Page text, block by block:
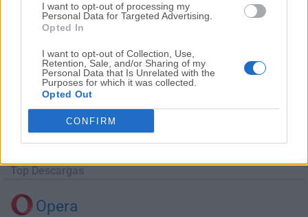
I want to opt-out of processing my
Personal Data for Targeted Advertising.
Opted In
I want to opt-out of Collection, Use,
Retention, Sale, and/or Sharing of my
Personal Data that Is Unrelated with the
Purposes for which it was collected.
Opted Out
CONFIRM
Descargar XnView 2.49.4
¿Por qué se publica esta aplicación en Filehorse? (
Top Descargas
Opera